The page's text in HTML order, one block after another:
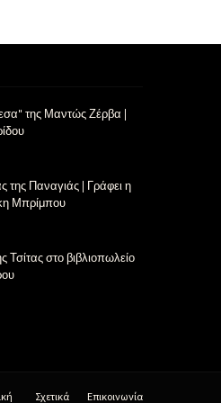
της Μαντώς Ζέρβα |
της Παναγιάς | Γράφει η
Μπρίμπου
στο βιβλιοπωλείο
Σχετικά Επικοινωνία